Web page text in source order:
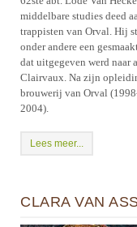
middelbare studies deed
trappisten van Orval. Hij
onder andere een
dat uitgegeven werd naar
Clairvaux. Na zijn
brouwerij van Orval
2004).
Lees meer...
CLARA VAN